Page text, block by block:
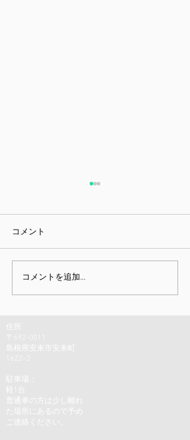
課題指向型訓練雑感
コメント
コメントを追加…
住所
島根県安来市安来町
駐車場：
軽1台
普通車の方は少し離れ
た場所にあるので予め
ご連絡ください。